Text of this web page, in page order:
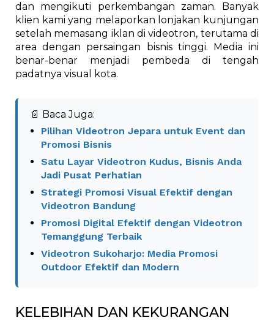
dan mengikuti perkembangan zaman. Banyak
klien kami yang melaporkan lonjakan kunjungan
setelah memasang iklan di videotron, terutama di
area dengan persaingan bisnis tinggi. Media ini
benar-benar menjadi pembeda di tengah
padatnya visual kota.
📄 Baca Juga:
Pilihan Videotron Jepara untuk Event dan
Promosi Bisnis
Satu Layar Videotron Kudus, Bisnis Anda
Jadi Pusat Perhatian
Strategi Promosi Visual Efektif dengan
Videotron Bandung
Promosi Digital Efektif dengan Videotron
Temanggung Terbaik
Videotron Sukoharjo: Media Promosi
Outdoor Efektif dan Modern
KELEBIHAN DAN KEKURANGAN